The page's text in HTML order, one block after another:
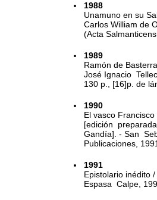
1988
Unamuno en su
Carlos William de
(Acta
1989
Ramón de
José Ignacio
130 p., [16]p. de
1990
El vasco
[edición
Gandía]. - San
Publicaciones,
1991
Epistolario inédito
Espasa Calpe,